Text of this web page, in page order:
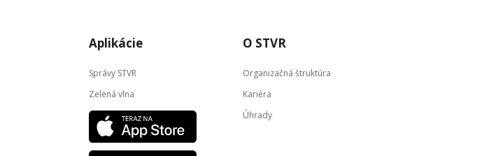
Aplikácie
Správy STVR
Zelená vlna
O STVR
Organizačná štruktúra
Kariéra
Úhrady